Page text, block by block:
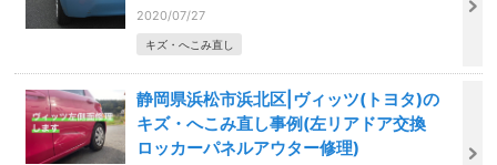
2020/07/27
キズ・へこみ直し
静岡県浜松市浜北区|ヴィッツ(トヨタ)の
キズ・へこみ直し事例(左リアドア交換
ロッカーパネルアウター修理)